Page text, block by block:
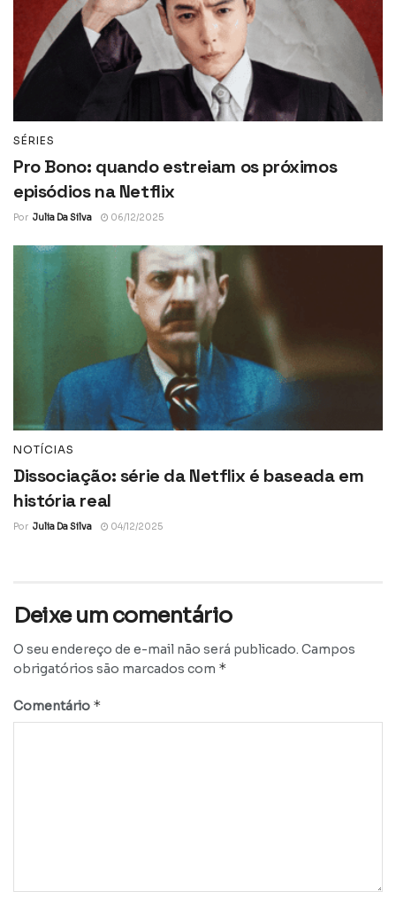
SÉRIES
Pro Bono: quando estreiam os próximos
episódios na Netflix
Por Julia Da Silva 06/12/2025
NOTÍCIAS
Dissociação: série da Netflix é baseada em
história real
Por Julia Da Silva 04/12/2025
Deixe um comentário
O seu endereço de e-mail não será publicado. Campos
obrigatórios são marcados com *
Comentário *